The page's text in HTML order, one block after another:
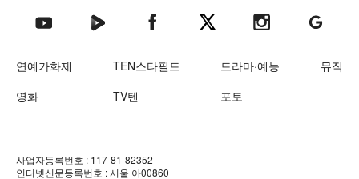
텐아시아 유튜브텐아시아 네이버TV텐아시아 페이스북텐아시아 엑스텐아시아 인스타그램
텐아시아
연예가화제 TEN스타필드 드라마·예능
뮤직
영화
TV텐 포토
사업자등록번호 : 117-81-82352
인터넷신문등록번호 : 서울 아00860